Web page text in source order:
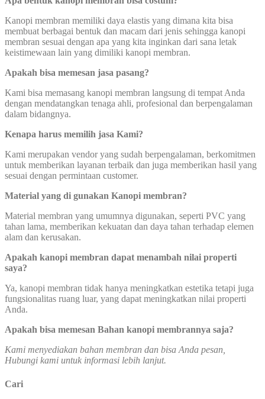
Kanopi membran memiliki daya elastis yang dimana kita bisa
membuat berbagai bentuk dan macam dari jenis sehingga kanopi
membran sesuai dengan apa yang kita inginkan dari sana letak
keistimewaan lain yang dimiliki kanopi membran.
Apakah bisa memesan jasa pasang?
Kami bisa memasang kanopi membran langsung di tempat Anda
dengan mendatangkan tenaga ahli, profesional dan berpengalaman
dalam bidangnya.
Kenapa harus memilih jasa Kami?
Kami merupakan vendor yang sudah berpengalaman, berkomitmen
untuk memberikan layanan terbaik dan juga memberikan hasil yang
sesuai dengan permintaan customer.
Material yang di gunakan Kanopi membran?
Material membran yang umumnya digunakan, seperti PVC yang
tahan lama, memberikan kekuatan dan daya tahan terhadap elemen
alam dan kerusakan.
Apakah kanopi membran dapat menambah nilai properti
saya?
Ya, kanopi membran tidak hanya meningkatkan estetika tetapi juga
fungsionalitas ruang luar, yang dapat meningkatkan nilai properti
Anda.
Apakah bisa memesan Bahan kanopi membrannya saja?
Kami menyediakan bahan membran dan bisa Anda pesan,
Hubungi kami untuk informasi lebih lanjut.
Cari